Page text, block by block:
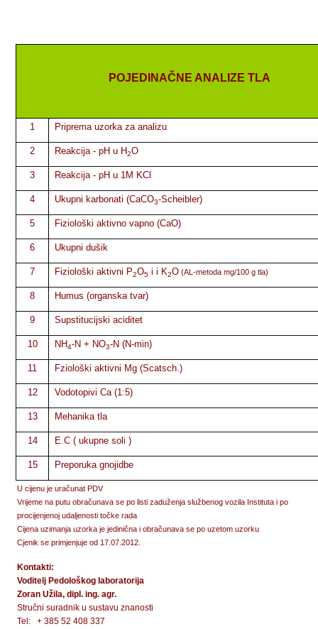
POJEDINAČNE ANALIZE TLA
1 Priprema uzorka za analizu
2 Reakcija - pH u H2O
3 Reakcija - pH u 1M KCl
4 Ukupni karbonati (CaCO3-Scheibler)
5 Fiziološki aktivno vapno (CaO)
6 Ukupni dušik
7 Fiziološki aktivni P2O5 i i K2O(AL-metoda mg/100 g tla)
8 Humus (organska tvar)
9 Supstitucijski aciditet
10 NH4-N + NO3-N (N-min)
11 Fziološki aktivni Mg (Scatsch.)
12 Vodotopivi Ca (1:5)
13 Mehanika tla
14 E.C ( ukupne soli )
15 Preporuka gnojidbe
U cijenu je uračunat PDV
Vrijeme na putu obračunava se po listi zaduženja službenog vozila Instituta i po
procijenjenoj udaljenosti točke rada
Cijena uzimanja uzorka je jedinična i obračunava se po uzetom uzorku
Cjenik se primjenjuje od 17.07.2012.
Kontakti:
Voditelj Pedološkog laboratorija
Zoran Užila, dipl. ing. agr.
Stručni suradnik u sustavu znanosti
Tel: + 385 52 408 337